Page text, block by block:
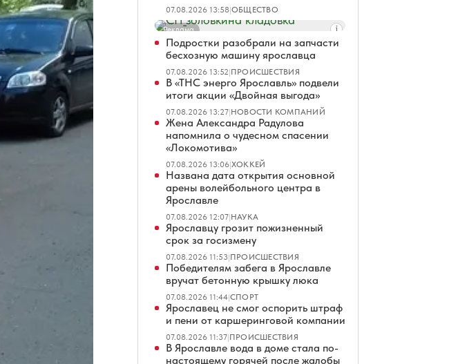
07.08.2026 13:58|ОБЩЕСТВО
Реклама
Подростки разобрали на запчасти
бесхозную машину ярославца
07.08.2026 13:52|ПРОИСШЕСТВИЯ
В «ТНС энерго Ярославль» подвели
итоги акции «Двойная выгода»
07.08.2026 13:27|НОВОСТИ КОМПАНИЙ
Жена Александра Радулова
напомнила о чудесном спасении
«Локомотива»
07.08.2026 13:06|ХОККЕЙ
Названа дата открытия основной
арены волейбольного центра в
Ярославле
07.08.2026 12:07|НАУКА
Ярославцу грозит пожизненный
срок за госизмену
07.08.2026 11:53|ПРОИСШЕСТВИЯ
Победителям забега в Ярославле
вручат бетонную крышку люка
07.08.2026 11:44|СПОРТ
Ярославец не смог оспорить штраф
и пени от каршеринговой компании
07.08.2026 11:37|ПРОИСШЕСТВИЯ
В Ярославле вода в доме стала по-
настоящему горячей после жалобы